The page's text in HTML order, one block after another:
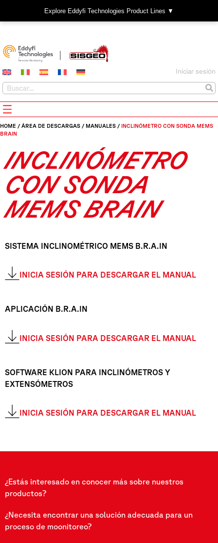
Explore Eddyfi Technologies Product Lines ▼
Iniciar sesión
HOME / ÁREA DE DESCARGAS / MANUALES / INCLINÓMETRO CON SONDA MEMS
BRAIN
INCLINÓMETRO
CON SONDA
MEMS BRAIN
SISTEMA INCLINOMÉTRICO MEMS B.R.A.IN
INICIA SESIÓN PARA DESCARGAR EL MANUAL
APLICACIÓN B.R.A.IN
INICIA SESIÓN PARA DESCARGAR EL MANUAL
SOFTWARE KLION PARA INCLINÓMETROS Y
EXTENSÓMETROS
INICIA SESIÓN PARA DESCARGAR EL MANUAL
¿Estás interesado en conocer más sobre nuestros
productos?
¿Necesita encontrar una solución adecuada para un
proceso de moonitoreo?